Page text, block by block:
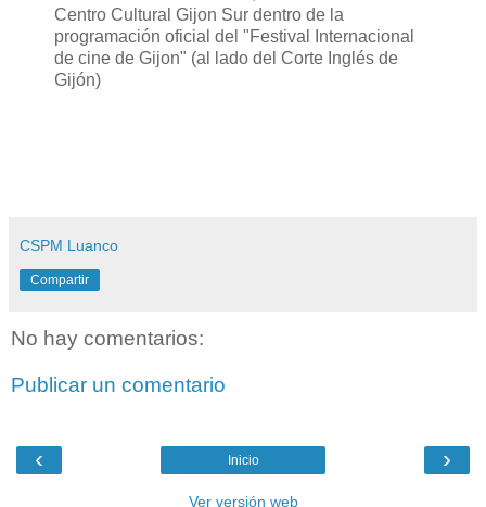
Centro Cultural Gijon Sur dentro de la
programación oficial del "Festival Internacional
de cine de Gijon" (al lado del Corte Inglés de
Gijón)
CSPM Luanco
Compartir
No hay comentarios:
Publicar un comentario
‹ ›
Inicio
Ver versión web